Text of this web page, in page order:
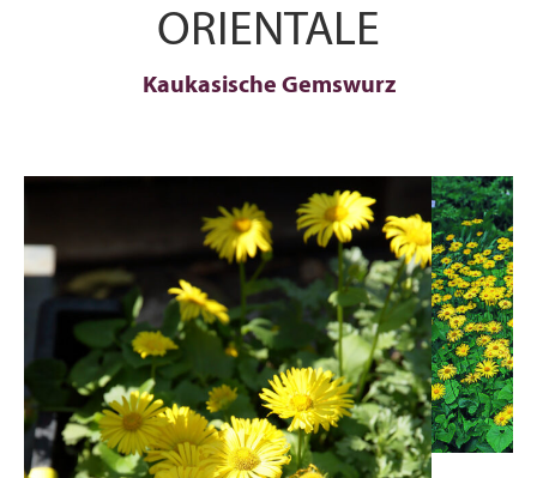
ORIENTALE
Kaukasische Gemswurz